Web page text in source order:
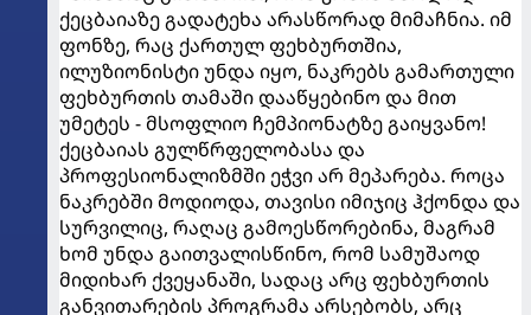
ქეცბაიაზე გადატეხა არასწორად მიმაჩნია. იმ
ფონზე, რაც ქართულ ფეხბურთშია,
ილუზიონისტი უნდა იყო, ნაკრებს გამართული
ფეხბურთის თამაში დააწყებინო და მით
უმეტეს - მსოფლიო ჩემპიონატზე გაიყვანო!
ქეცბაიას გულწრფელობასა და
პროფესიონალიზმში ეჭვი არ მეპარება. როცა
ნაკრებში მოდიოდა, თავისი იმიჯიც ჰქონდა და
სურვილიც, რაღაც გამოესწორებინა, მაგრამ
ხომ უნდა გაითვალისწინო, რომ სამუშაოდ
მიდიხარ ქვეყანაში, სადაც არც ფეხბურთის
განვითარების პროგრამა არსებობს, არც